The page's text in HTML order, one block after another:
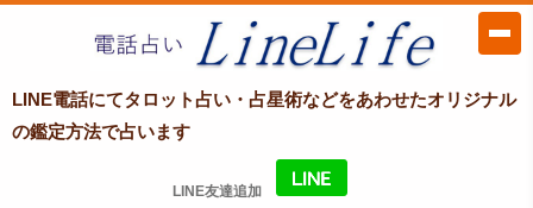
LINE電話占い LineLife〜ラインライ
フ〜
LINE電話にてタロット占い・占星術などをあわせたオリジナル
の鑑定方法で占います
LINE友達追加